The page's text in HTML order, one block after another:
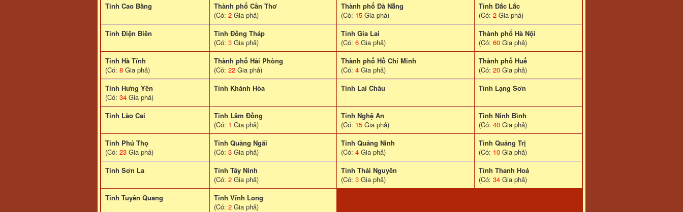
Tỉnh Cao Bằng
Thành phố Cần Thơ
(Có: 2 Gia phả)
Thành phố Đà Nẵng
(Có: 15 Gia phả)
Tỉnh Đắc Lắc
(Có: 2 Gia phả)
Tỉnh Điện Biên
Tỉnh Đồng Tháp
(Có: 3 Gia phả)
Tỉnh Gia Lai
(Có: 6 Gia phả)
Thành phố Hà Nội
(Có: 60 Gia phả)
Tỉnh Hà Tĩnh
(Có: 8 Gia phả)
Thành phố Hải Phòng
(Có: 22 Gia phả)
Thành phố Hồ Chí Minh
(Có: 4 Gia phả)
Thành phố Huế
(Có: 20 Gia phả)
Tỉnh Hưng Yên
(Có: 34 Gia phả)
Tỉnh Khánh Hòa Tinh Lai Châu Tỉnh Lạng Sơn
Tỉnh Lào Cai
Tỉnh Lâm Đồng
(Có: 1 Gia phả)
Tỉnh Nghệ An
(Có: 15 Gia phả)
Tinh Ninh Bình
(Có: 40 Gia phả)
Tỉnh Phú Thọ
(Có: 23 Gia phả)
Tỉnh Quảng Ngãi
(Có: 3 Gia phả)
Tỉnh Quảng Ninh
(Có: 4 Gia phả)
Tỉnh Quảng Trị
(Có: 10 Gia phả)
Tinh Sơn La
Tỉnh Tây Ninh
(Có: 2 Gia phả)
Tỉnh Thái Nguyên
(Có: 3 Gia phả)
Tỉnh Thanh Hoá
(Có: 34 Gia phả)
Tỉnh Tuyên Quang
Tỉnh Vĩnh Long
(Có: 2 Gia phả)